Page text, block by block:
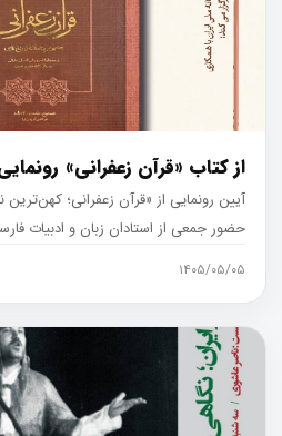
از کتاب «قرآن زعفرانی»
آیین رونمایی از «قرآن زعفرانی؛
حضور جمعی از استادان زبان و ادبیات
۱۴۰۵/۰۵/۰۵